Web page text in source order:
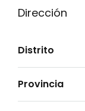
Dirección
Distrito
Provincia